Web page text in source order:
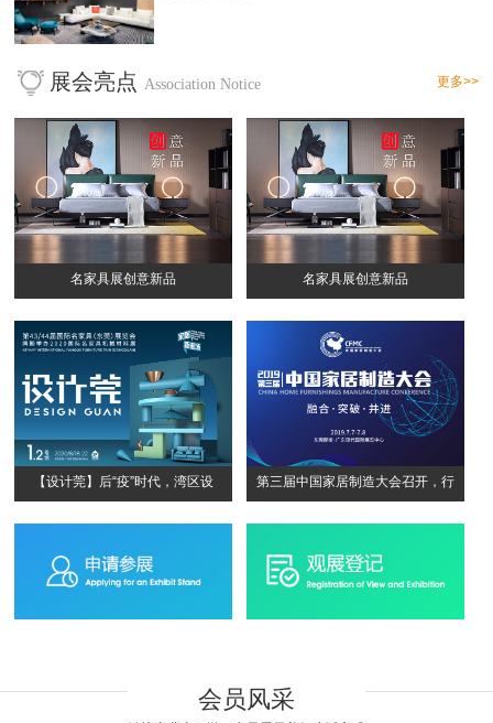
展会亮点 Association Notice 更多>>
名家具展创意新品 名家具展创意新品
【设计莞】后“疫”时代，湾区设 第三届中国家居制造大会召开，行
会员风采